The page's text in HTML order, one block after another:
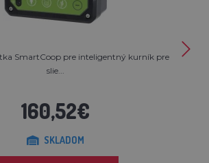
SmartCoop pre inteligentný kurník pre
slie...
160,52€
SKLADOM